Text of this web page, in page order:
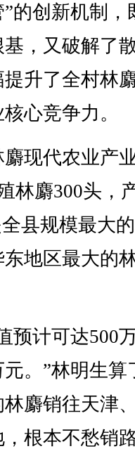
的创新机制，
，又破解了
升了全村林
心竞争力。
现代农业产
林麝300头，
县规模最大
地区最大的
计可达500
。”林明生算
麝销往天津
根本不愁销